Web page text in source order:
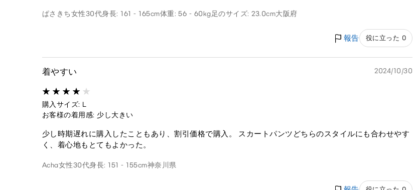
ぱさきち女性30代身長: 161 - 165cm体重: 56 - 60kg足のサイズ: 23.0cm大阪府
報告 役に立った 0
着やすい 2024/10/30
購入サイズ: L
お客様の着用感: 少し大きい
少し時期遅れに購入したこともあり、割引価格で購入。 スカートパンツどちらのスタイルにも合わせやす
く、着心地もとてもよかった。
Acha女性30代身長: 151 - 155cm神奈川県